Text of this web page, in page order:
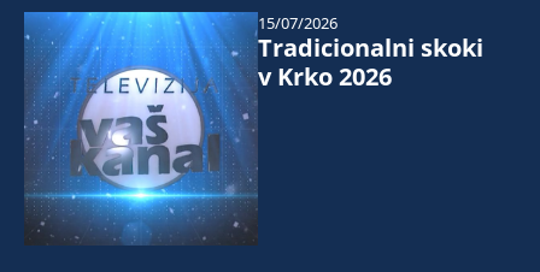
Tradicionalni skoki
v Krko 2026
15/07/2026